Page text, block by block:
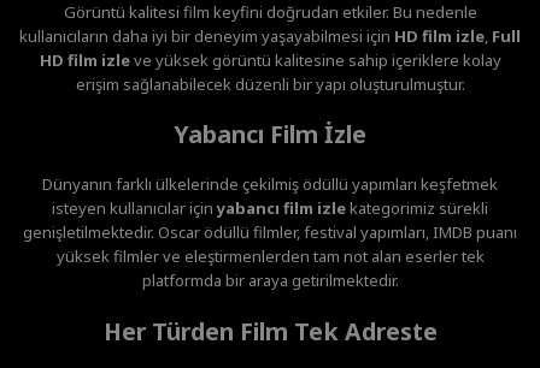
Görüntü kalitesi film keyfini doğrudan etkiler. Bu nedenle
kullanıcıların daha iyi bir deneyim yaşayabilmesi için HD film izle, Full
HD film izleve yüksek görüntü kalitesine sahip içeriklere kolay
erişim sağlanabilecek düzenli bir yapı oluşturulmuştur.
Yabancı Film İzle
Dünyanın farklı ülkelerinde çekilmiş ödüllü yapımları keşfetmek
isteyen kullanıcılar içinyabancı film izlekategorimiz sürekli
genişletilmektedir. Oscar ödüllü filmler, festival yapımları, IMDB puanı
yüksek filmler ve eleştirmenlerden tam not alan eserler tek
platformda bir araya getirilmektedir.
Her Türden Film Tek Adreste